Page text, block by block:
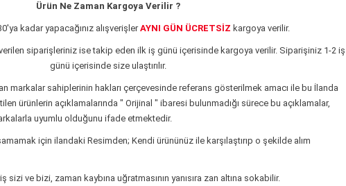
Ürün Ne Zaman Kargoya Verilir ?
kadar yapacağınız alışverişler AYNI GÜN ÜCRETSİZ kargoya verilir.
siparişleriniz ise takip eden ilk iş günü içerisinde kargoya verilir. Siparişiniz 1-2 iş
günü içerisinde size ulaştırılır.
markalar sahiplerinin hakları çerçevesinde referans gösterilmek amacı ile bu İlanda
ürünlerin açıklamalarında " Orijinal " ibaresi bulunmadığı sürece bu açıklamalar,
uyumlu olduğunu ifade etmektedir.
için ilandakiResimden; Kendi ürününüz ile karşılaştırıp o şekilde alım
ve bizi, zaman kaybına uğratmasının yanısıra zan altına sokabilir.